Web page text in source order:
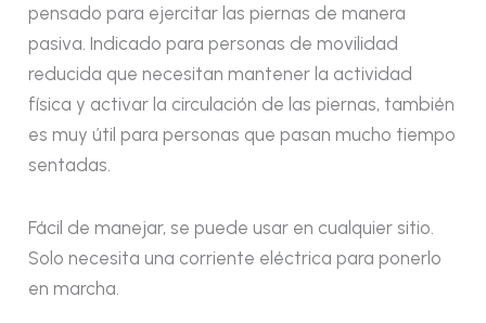
pensado para ejercitar las piernas de manera
pasiva. Indicado para personas de movilidad
reducida que necesitan mantener la actividad
física y activar la circulación de las piernas, también
es muy útil para personas que pasan mucho tiempo
sentadas.
Fácil de manejar, se puede usar en cualquier sitio.
Solo necesita una corriente eléctrica para ponerlo
en marcha.